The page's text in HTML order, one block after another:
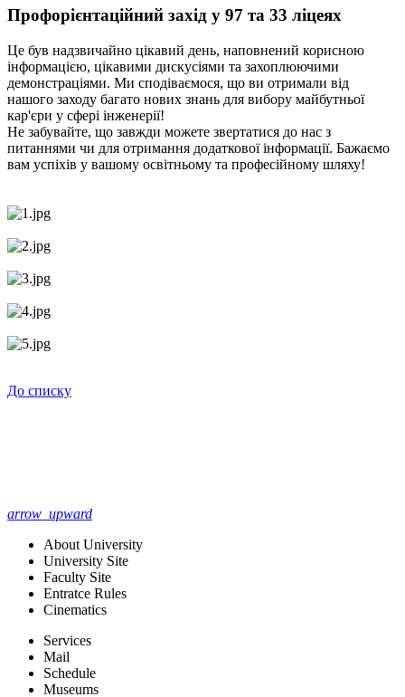
Профорієнтаційний захід у 97 та 33 ліцеях
Це був надзвичайно цікавий день, наповнений корисною
інформацією, цікавими дискусіями та захоплюючими
демонстраціями. Ми сподіваємося, що ви отримали від
нашого заходу багато нових знань для вибору майбутньої
кар'єри у сфері інженерії!
Не забувайте, що завжди можете звертатися до нас з
питаннями чи для отримання додаткової інформації. Бажаємо
вам успіхів у вашому освітньому та професійному шляху!
До списку
arrow_upward
About University
University Site
Faculty Site
Entratce Rules
Cinematics
Services
Mail
Schedule
Museums